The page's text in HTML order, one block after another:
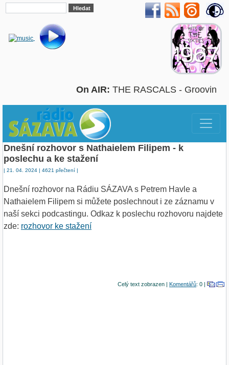
On AIR: THE RASCALS - Groovin
Dnešní rozhovor s Nathaielem Filipem - k
poslechu a ke stažení
| 21. 04. 2024 | 4621 přečtení |
Dnešní rozhovor na Rádiu SÁZAVA s Petrem Havle a
Nathaielem Filipem si můžete poslechnout i ze záznamu v
naší sekci podcastingu. Odkaz k poslechu rozhovoru najdete
zde: rozhovor ke stažení
Celý text zobrazen | Komentářů: 0 |